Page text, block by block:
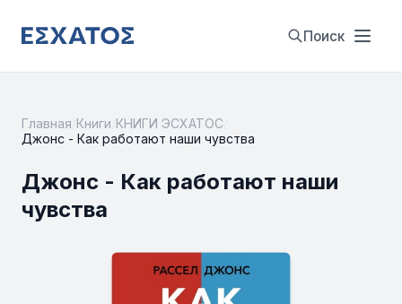
Поиск
Главная Книги КНИГИ ЭСХАТОС
Джонс - Как работают наши чувства
Джонс - Как работают наши
чувства